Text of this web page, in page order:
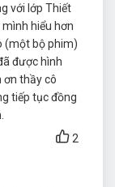
với lớp Thiết
mình hiểu hơn
(một bộ phim)
được hình
ơn thầy cô
tiếp tục đồng
2